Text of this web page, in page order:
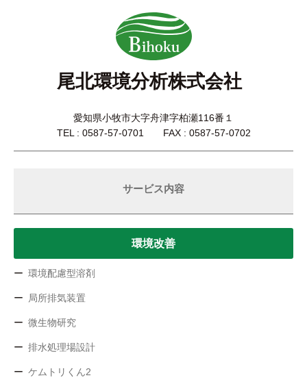
尾北環境分析株式会社
愛知県小牧市大字舟津字柏瀬116番１
TEL : 0587-57-0701 FAX : 0587-57-0702
サービス内容
環境改善
環境配慮型溶剤
局所排気装置
微生物研究
排水処理場設計
ケムトリくん2